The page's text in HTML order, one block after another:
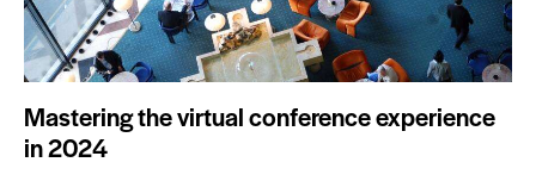
Mastering the virtual conference experience
in 2024